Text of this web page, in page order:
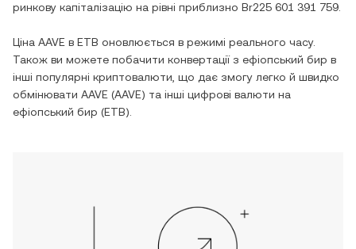
ринкову капіталізацію на рівні приблизно Br225 601 391 759
Ціна AAVE в ETB оновлюється в режимі реального часу.
Також ви можете побачити конвертації з ефіопський бир в
інші популярні криптовалюти, що дає змогу легко й швидко
обмінювати AAVE (AAVE) та інші цифрові валюти на
ефіопський бир (ETB).